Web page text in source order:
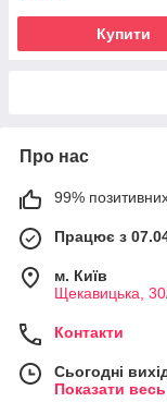
Купити
Про нас
99% позитивних
Працює з
м. Київ
Щекавицька,
Контакти
Сьогодні
Показати